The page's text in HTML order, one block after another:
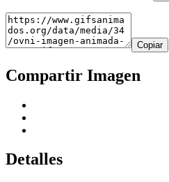
Copiar
Compartir Imagen
Detalles